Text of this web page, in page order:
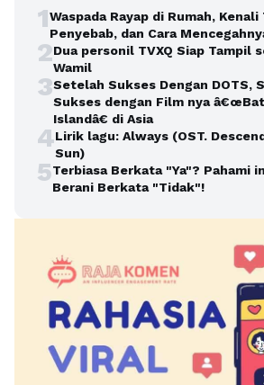
1Waspada Rayap di Rumah, Kenali
Penyebab, dan Cara
2Dua personil TVXQ Siap Tampil
Wamil
3Setelah Sukses Dengan DOTS,
Sukses dengan Film nya
Islandâ€ di Asia
4Lirik lagu: Always (OST.
Sun)
5Terbiasa Berkata "Ya"? Pahami
Berani Berkata "Tidak"!